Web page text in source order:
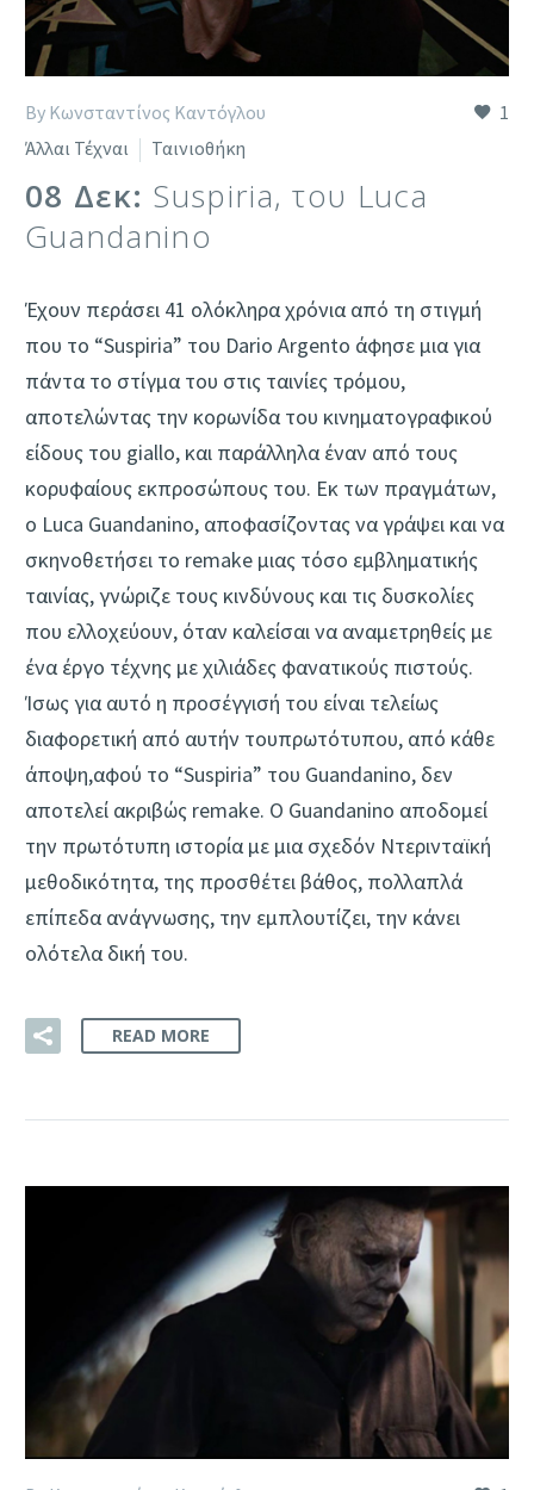
1
By Κωνσταντίνος Καντόγλου
Άλλαι Τέχναι
Ταινιοθήκη
08 Δεκ: Suspiria, του Luca
Guandanino
Έχουν περάσει 41 ολόκληρα χρόνια από τη στιγμή
που το “Suspiria” του Dario Argento άφησε μια για
πάντα το στίγμα του στις ταινίες τρόμου,
αποτελώντας την κορωνίδα του κινηματογραφικού
είδους του giallo, και παράλληλα έναν από τους
κορυφαίους εκπροσώπους του. Εκ των πραγμάτων,
ο Luca Guandanino, αποφασίζοντας να γράψει και να
σκηνοθετήσει το remake μιας τόσο εμβληματικής
ταινίας, γνώριζε τους κινδύνους και τις δυσκολίες
που ελλοχεύουν, όταν καλείσαι να αναμετρηθείς με
ένα έργο τέχνης με χιλιάδες φανατικούς πιστούς.
Ίσως για αυτό η προσέγγισή του είναι τελείως
διαφορετική από αυτήν τουπρωτότυπου, από κάθε
άποψη,αφού το “Suspiria” του Guandanino, δεν
αποτελεί ακριβώς remake. O Guandanino αποδομεί
την πρωτότυπη ιστορία με μια σχεδόν Ντερινταϊκή
μεθοδικότητα, της προσθέτει βάθος, πολλαπλά
επίπεδα ανάγνωσης, την εμπλουτίζει, την κάνει
ολότελα δική του.
READ MORE